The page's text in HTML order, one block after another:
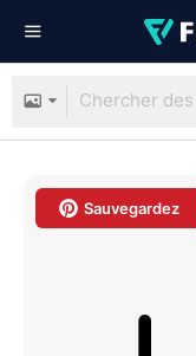
Sauvegardez